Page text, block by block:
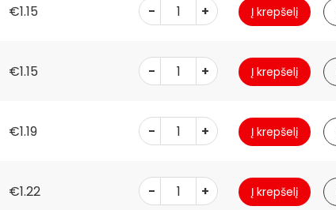
€1.15 - + Į krepšelį
€1.15 - + Į krepšelį
€1.19 - + Į krepšelį
€1.22 - + Į krepšelį